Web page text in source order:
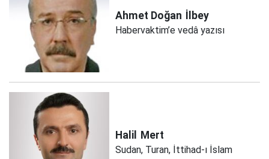
Ahmet Doğan İlbey
Habervaktim’e vedâ yazısı
Halil Mert
Sudan, Turan, İttihad-ı İslam